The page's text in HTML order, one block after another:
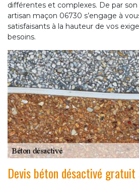
différentes et complexes. De par
artisan maçon 06730 s’engage à
satisfaisants à la hauteur de vos
besoins.
Devis béton désactivé